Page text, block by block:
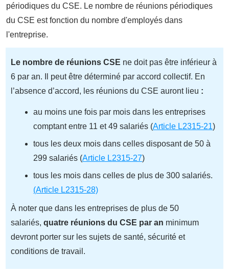
périodiques du CSE. Le nombre de réunions périodiques
du CSE est fonction du nombre d'employés dans
l'entreprise.
Le nombre de réunions CSE ne doit pas être inférieur à
6 par an. Il peut être déterminé par accord collectif. En
l’absence d’accord, les réunions du CSE auront lieu :
au moins une fois par mois dans les entreprises
comptant entre 11 et 49 salariés (Article L2315-21)
tous les deux mois dans celles disposant de 50 à
299 salariés (Article L2315-27)
tous les mois dans ce lles de plus de 300 salariés.
(Article L2315-28)
À noter que dans les entreprises de plus de 50
salariés, quatre réunions du CSE par an minimum
devront porter sur les sujets de santé, sécurité et
conditions de travail.